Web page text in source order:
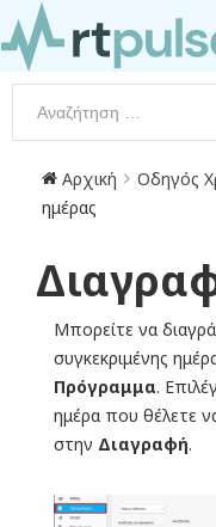
Αρχική Οδηγός
ημέρας
Μπορείτε να
συγκεκριμένης
Πρόγραμμα.
ημέρα που θέλετε
στην Διαγραφή.